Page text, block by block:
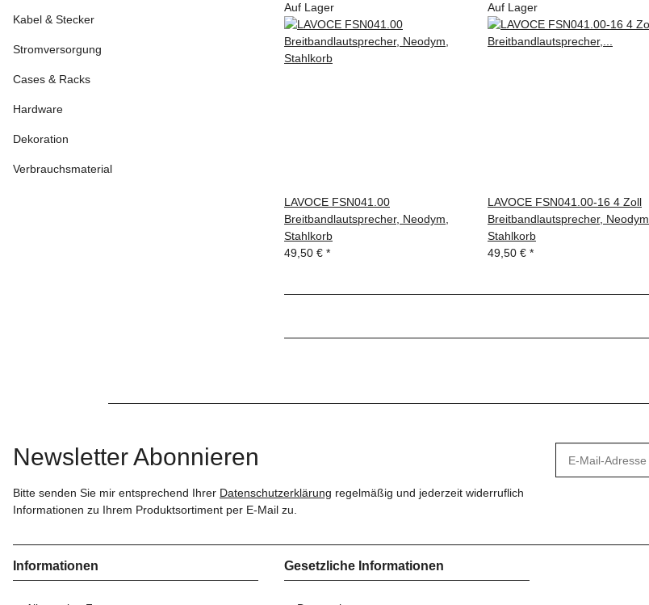
Auf Lager
LAVOCE FSN041.00
Breitbandlautsprecher, Neodym,
Stahlkorb
49,50 € *
Auf Lager
LAVOCE FSN041.00-16 4 Zoll
Breitbandlautsprecher, Neodym,
Stahlkorb
49,50 € *
Kabel & Stecker
Stromversorgung
Cases & Racks
Hardware
Dekoration
Verbrauchsmaterial
Newsletter Abonnieren
Bitte senden Sie mir entsprechend Ihrer Datenschutzerklärung regelmäßig und jederzeit widerruflich
Informationen zu Ihrem Produktsortiment per E-Mail zu.
Informationen Gesetzliche Informationen